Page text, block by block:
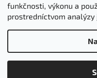
funkčnosti, výkonu a
prostredníctvom analýzy
Upraviť